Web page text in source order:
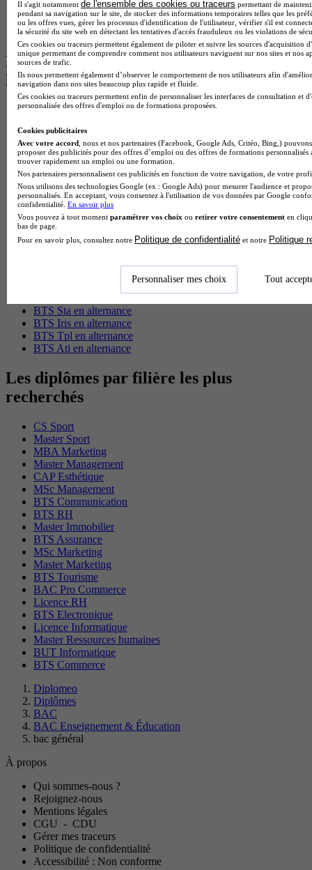
Master Psychologie à Angers
BTS Communication à Lyon
BTS Ndrc à Lyon
Les intitulés de diplôme par alternance
les plus recherchés
BTS Esf en alternance
BTS Mco en alternance
BTS Pi en alternance
BTS Sp3s en alternance
Master CCA en alternance
BTS Ndrc en alternance
BTS Sam en alternance
Cap Fleuriste en alternance
BTS Sio en alternance
MSc Marketing Digital en alternance
BTS Gpme en alternance
BTS Gpn en alternance
BTS Domotique en alternance
BTS Sta en alternance
BTS Iris en alternance
BTS Tpl en alternance
BTS Ati en alternance
Les diplômes par filière les plus
recherchés
CS Sport
Master Sport
MBA Marketing
Master Management
CAP Esthétique
MSc Management
BTS Communication
BTS RH
Master Immobilier
BTS Assurance
MSc Marketing
Master Marketing
BTS Tourisme
BAC Pro Commerce
Licence RH
BTS Electronique
Licence Informatique
Master Ressources humaines
BUT Informatique
BTS Commerce
Diplomeo
Diplômes
BAC
BAC Enseignement & Éducation
bac général
À propos
Qui sommes-nous ?
Rejoignez-nous
Mentions légales
CGU - CDU
Gérer mes traceurs
Politique de confidentialité
Accessibilité : Non conforme
Il s'agit notamment de l'ensemble des cookies ou traceurs permettant de
pendant sa navigation sur le site, de stocker des informations temporaires telles que les
ou les offres vues, gérer les processus d'identification de l'utilisateur, vérifier s'il est
la sécurité du site web en détectant les tentatives d'accès frauduleux ou les violations de
Ces cookies ou traceurs permettent également de piloter et suivre les sources d'acquisition
unique permettant de comprendre comment nos utilisateurs naviguent sur nos sites et nos
sources de trafic.
Ils nous permettent également d’observer le comportement de nos utilisateurs afin
navigation dans nos sites beaucoup plus rapide et fluide.
Ces cookies ou traceurs permettent enfin de personnaliser les interfaces de consultation et
personnalisée des offres d'emploi ou de formations proposées.
Cookies publicitaires
Avec votre accord , nous et nos partenaires (Facebook, Google Ads, Critéo, Bing,)
proposer des publicités pour des offres d’emploi ou des offres de formations
trouver rapidement un emploi ou une formation.
Nos partenaires personnalisent ces publicités en fonction de votre navigation, de votre
Nous utilisons des technologies Google (ex : Google Ads) pour mesurer l'audience et
personnalisés. En acceptant, vous consentez à l'utilisation de vos données par Google
confidentialité. En savoir plus
Vous pouvez à tout moment paramétrer vos choix ou retirer votre consentement en
bas de page.
Pour en savoir plus, consultez notre Politique de confidentialité et notre Politique
Personnaliser mes choix Tout